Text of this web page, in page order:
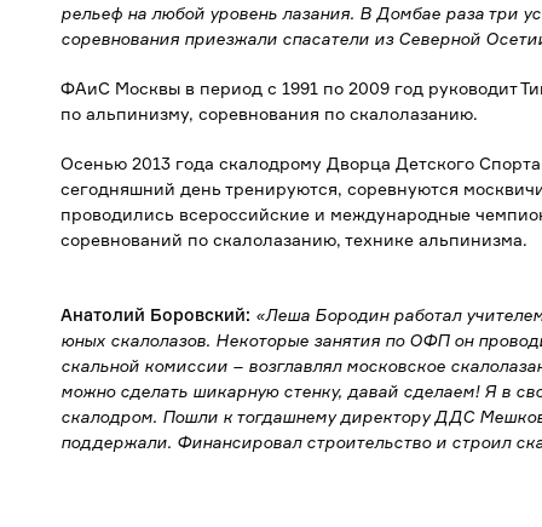
рельеф на любой уровень лазания. В Домбае раза три
соревнования приезжали спасатели из Северной
ФАиС Москвы в период с 1991 по 2009 год руководит
по альпинизму, соревнования по скалолазанию.
Осенью 2013 года скалодрому Дворца Детского
сегодняшний день тренируются, соревнуются
проводились всероссийские и международные
соревнований по скалолазанию, технике альпинизма.
Анатолий Боровский: «Леша Бородин работал
юных скалолазов. Некоторые занятия по ОФП он
скальной комиссии – возглавлял московское
можно сделать шикарную стенку, давай сделаем! Я в
скалодром. Пошли к тогдашнему директору ДДС
поддержали. Финансировал строительство и строил